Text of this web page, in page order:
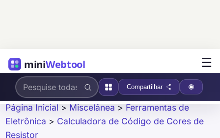
miniWebtool ☰
Compartilhar
Página Inicial > Miscelânea > Ferramentas de
Eletrônica > Calculadora de Código de Cores de
Resistor